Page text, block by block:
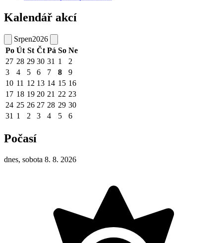
Kalendář akcí
Srpen2026
Po Út St Čt Pá So Ne
27 28 29 30 31 1
2
3
4 5 6 7 8
9
10 11 12 13 14 15 16
17 18 19 20 21 22 23
24 25 26 27 28 29 30
31 1 2 3 4 5 6
Počasí
dnes, sobota 8. 8. 2026